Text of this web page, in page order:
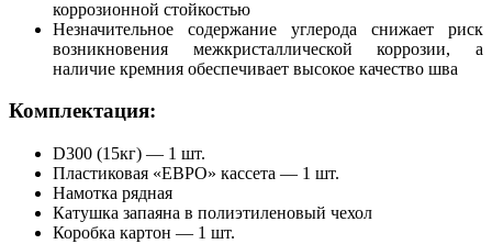
коррозионной стойкостью
Незначительное содержание углерода снижает риск
возникновения межкристаллической коррозии, а
наличие кремния обеспечивает высокое качество шва
Комплектация:
D300 (15кг) — 1 шт.
Пластиковая «ЕВРО» кассета — 1 шт.
Намотка рядная
Катушка запаяна в полиэтиленовый чехол
Коробка картон — 1 шт.